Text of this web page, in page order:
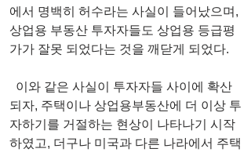
에서 명백히 허수라는 사실이 들어났으며,
상업용 부동산 투자자들도 상업용 등급평
가가 잘못 되었다는 것을 깨닫게 되었다.
되자, 주택이나 상업용부동산에 더 이상 투
자하기를 거절하는 현상이 나타나기 시작
하였고, 더구나 미국과 다른 나라에서 주택